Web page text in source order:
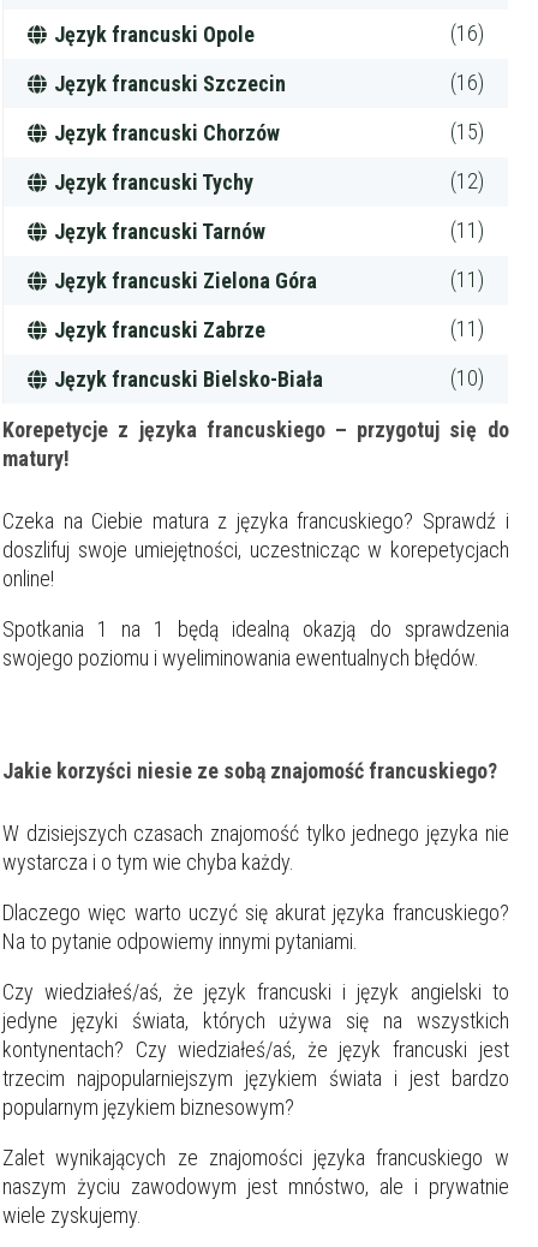
Filtry
Język francuski Opole (16)
Język francuski Szczecin (16)
Język francuski Chorzów (15)
Język francuski Tychy (12)
Język francuski Tarnów (11)
Język francuski Zielona Góra (11)
Język francuski Zabrze (11)
Język francuski Bielsko-Biała (10)
Korepetycje z języka francuskiego – przygotuj się do
matury!
Czeka na Ciebie matura z języka francuskiego? Sprawdź i
doszlifuj swoje umiejętności, uczestnicząc w korepetycjach
online!
Spotkania 1 na 1 będą idealną okazją do sprawdzenia
swojego poziomu i wyeliminowania ewentualnych błędów.
Jakie korzyści niesie ze sobą znajomość francuskiego?
W dzisiejszych czasach znajomość tylko jednego języka nie
wystarcza i o tym wie chyba każdy.
Dlaczego więc warto uczyć się akurat języka francuskiego?
Na to pytanie odpowiemy innymi pytaniami.
Czy wiedziałeś/aś, że język francuski i język angielski to
jedyne języki świata, których używa się na wszystkich
kontynentach? Czy wiedziałeś/aś, że język francuski jest
trzecim najpopularniejszym językiem świata i jest bardzo
popularnym językiem biznesowym?
Zalet wynikających ze znajomości języka francuskiego w
naszym życiu zawodowym jest mnóstwo, ale i prywatnie
wiele zyskujemy.